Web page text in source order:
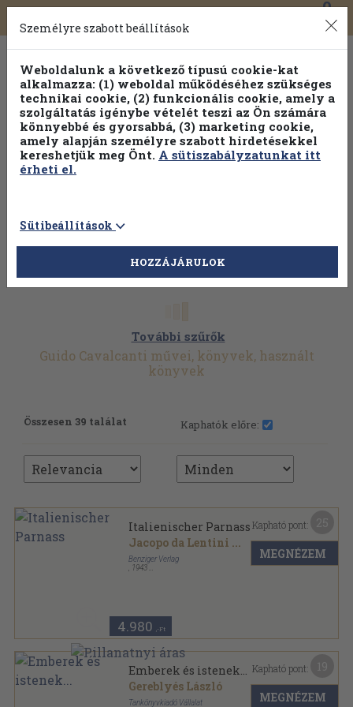
Toggle
navigation
0
További szűrők
Guido Cavalcanti művei, könyvek, használt
könyvek
Összesen 39 találat Kaphatók előre:
Italienischer Parnass
Jacopo da Lentini ...
Benziger Verlag
1943
4.980 ,-Ft
Kapható pont:
MEGNÉZEM
Emberek és istenek...
Gereblyés László
Tankönyvkiadó Vállalat
Kapható pont:
MEGNÉZEM
Személyre szabott beállítások
Weboldalunk a következő típusú cookie-kat
alkalmazza: (1) weboldal működéséhez szükséges
technikai cookie, (2) funkcionális cookie, amely a
szolgáltatás igénybe vételét teszi az Ön számára
könnyebbé és gyorsabbá, (3) marketing cookie,
amely alapján személyre szabott hirdetésekkel
kereshetjük meg Önt. A sütiszabályzatunkat itt
érheti el.
Sütibeállítások
HOZZÁJÁRULOK